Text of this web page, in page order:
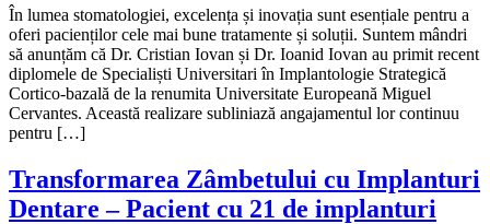
În lumea stomatologiei, excelența și inovația sunt esențiale pentru a
oferi pacienților cele mai bune tratamente și soluții. Suntem mândri
să anunțăm că Dr. Cristian Iovan și Dr. Ioanid Iovan au primit recent
diplomele de Specialiști Universitari în Implantologie Strategică
Cortico-bazală de la renumita Universitate Europeană Miguel
Cervantes. Această realizare subliniază angajamentul lor continuu
pentru […]
Transformarea Zâmbetului cu Implanturi
Dentare – Pacient cu 21 de implanturi